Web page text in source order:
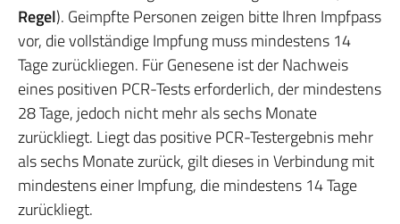
Regel). Geimpfte Personen zeigen bitte Ihren Impfpass
vor, die vollständige Impfung muss mindestens 14
Tage zurückliegen. Für Genesene ist der Nachweis
eines positiven PCR-Tests erforderlich, der mindestens
28 Tage, jedoch nicht mehr als sechs Monate
zurückliegt. Liegt das positive PCR-Testergebnis mehr
als sechs Monate zurück, gilt dieses in Verbindung mit
mindestens einer Impfung, die mindestens 14 Tage
zurückliegt.